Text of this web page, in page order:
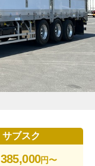
サブスク
385,000円〜